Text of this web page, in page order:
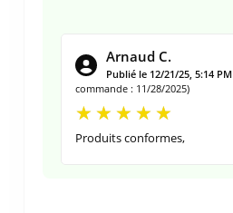
Arnaud C.
Publié le 12/21/25, 5:14 PM
commande : 11/28/2025)
Produits conformes,